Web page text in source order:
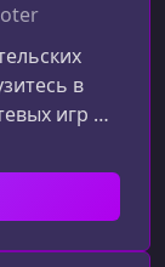
в
игр на
кто